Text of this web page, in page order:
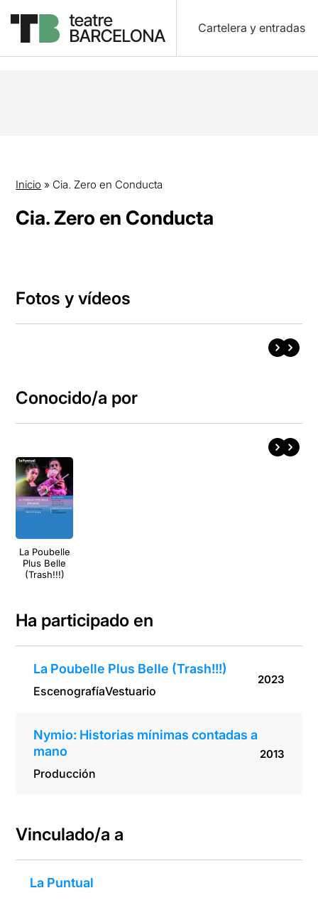
Cartelera y entradas
Inicio » Cia. Zero en Conducta
Cia. Zero en Conducta
Fotos y vídeos
Conocido/a por
La Poubelle
Plus Belle
(Trash!!!)
Ha participado en
La Poubelle Plus Belle (Trash!!!)
EscenografíaVestuario
2023
Nymio: Historias mínimas contadas a
mano
Producción
2013
Vinculado/a a
La Puntual